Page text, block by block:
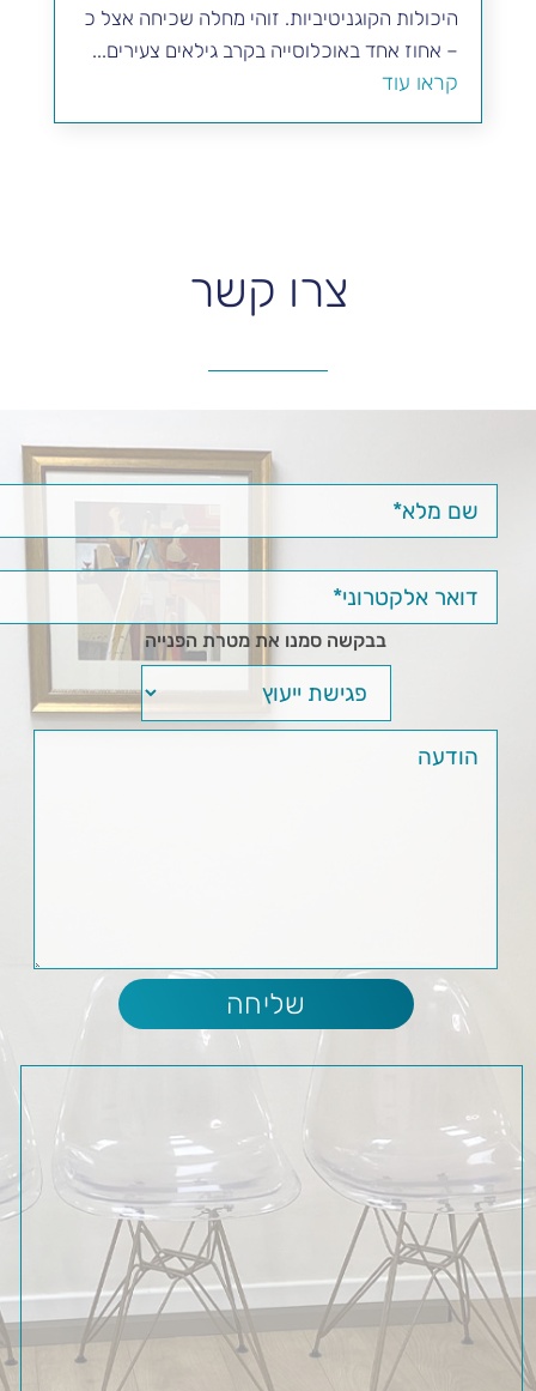
היכולות הקוגניטיביות. זוהי מחלה שכיחה אצל כ
– אחוז אחד באוכלוסייה בקרב גילאים צעירים...
קראו עוד
צרו קשר
בבקשה סמנו את מטרת הפנייה